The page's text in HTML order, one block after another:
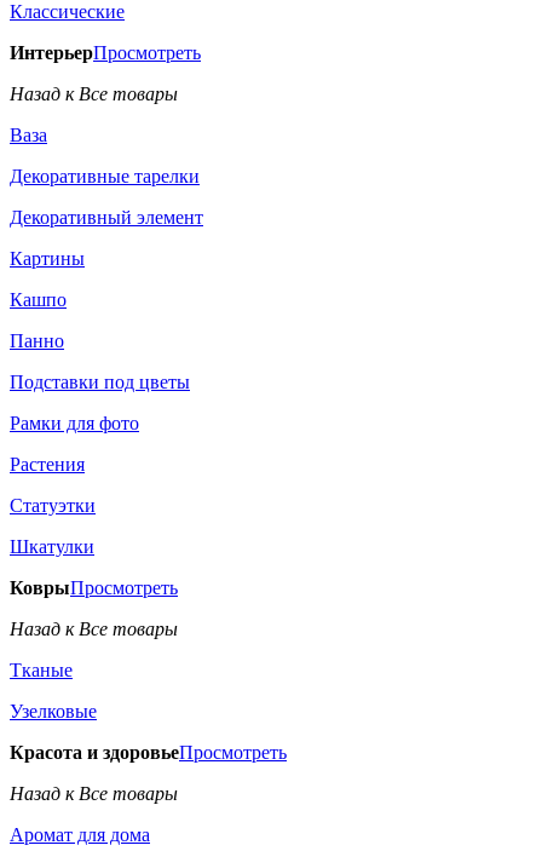
Классические
ИнтерьерПросмотреть
Назад к Все товары
Ваза
Декоративные тарелки
Декоративный элемент
Картины
Кашпо
Панно
Подставки под цветы
Рамки для фото
Растения
Статуэтки
Шкатулки
КоврыПросмотреть
Назад к Все товары
Тканые
Узелковые
Красота и здоровьеПросмотреть
Назад к Все товары
Аромат для дома